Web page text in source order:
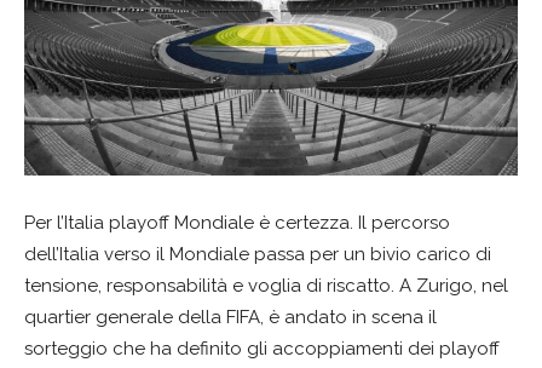
Per l’Italia playoff Mondiale è certezza. Il percorso
dell’Italia verso il Mondiale passa per un bivio carico di
tensione, responsabilità e voglia di riscatto. A Zurigo, nel
quartier generale della FIFA, è andato in scena il
sorteggio che ha definito gli accoppiamenti dei playoff